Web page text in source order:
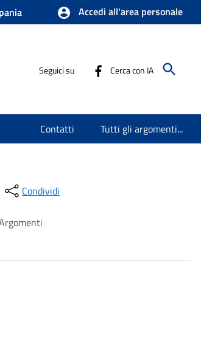
Accedi all'area personale
Seguici su Cerca con IA
Contatti Tutti gli argomenti...
Condividi